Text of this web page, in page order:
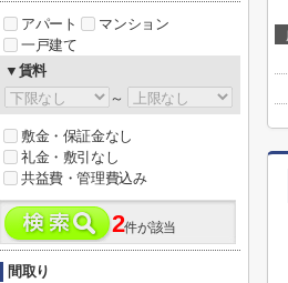
アパート
マンション
一戸建て
▼賃料
～
敷金・保証金なし
礼金・敷引なし
共益費・管理費込み
2件が該当
間取り